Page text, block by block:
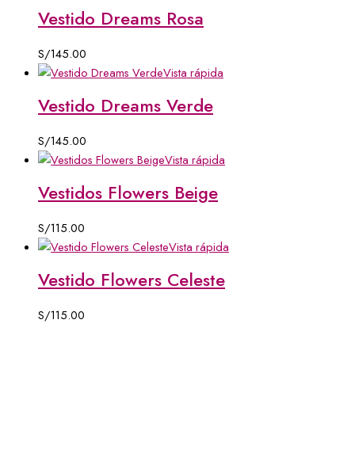
Vestido Dreams Rosa
S/145.00
Vista rápida
Vestido Dreams Verde
S/145.00
Vista rápida
Vestidos Flowers Beige
S/115.00
Vista rápida
Vestido Flowers Celeste
S/115.00